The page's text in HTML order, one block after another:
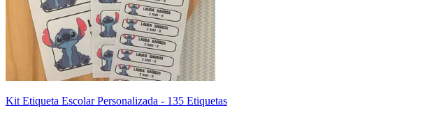
Kit Etiqueta Escolar Personalizada - 135 Etiquetas